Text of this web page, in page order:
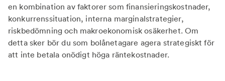
en kombination av faktorer som finansieringskostnader,
konkurrenssituation, interna marginalstrategier,
riskbedömning och makroekonomisk osäkerhet. Om
detta sker bör du som bolånetagare agera strategiskt för
att inte betala onödigt höga räntekostnader.